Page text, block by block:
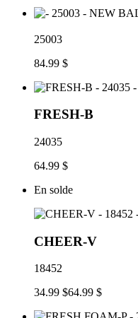
25003
84.99 $
FRESH-B
24035
64.99 $
En solde
CHEER-V
18452
34.99 $64.99 $